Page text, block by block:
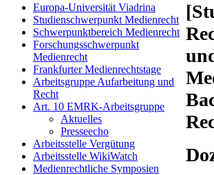
Europa-Universität Viadrina
Studienschwerpunkt Medienrecht
Schwerpunktbereich Medienrecht
Forschungsschwerpunkt
Medienrecht
Frankfurter Medienrechtstage
Arbeitsgruppe Aufarbeitung und
Recht
Art. 10 EMRK-Arbeitsgruppe
Aktuelles
Presseecho
Arbeitsstelle Vergütung
Arbeitsstelle WikiWatch
Medienrechtliche Symposien